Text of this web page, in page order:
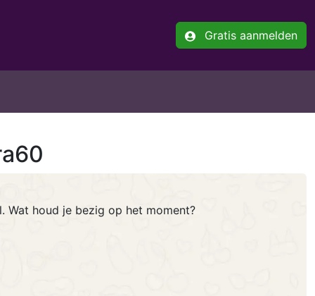
Gratis aanmelden
Wat houd je bezig op het moment?